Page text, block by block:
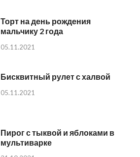
Торт на день рождения
мальчику 2 года
05.11.2021
Бисквитный рулет с халвой
05.11.2021
Пирог с тыквой и яблоками в
мультиварке